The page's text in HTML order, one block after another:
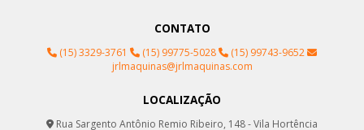
CONTATO
(15) 3329-3761 (15) 99775-5028
(15) 99743-9652
jrlmaquinas@jrlmaquinas.com
LOCALIZAÇÃO
Rua Sargento Antônio Remio Ribeiro, 148 - Vila Hortência